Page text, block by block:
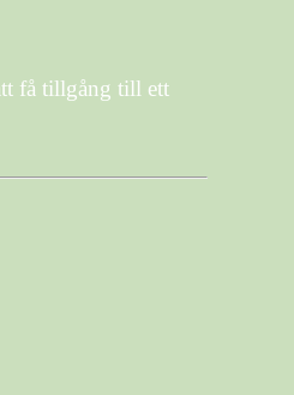
få tillgång till ett